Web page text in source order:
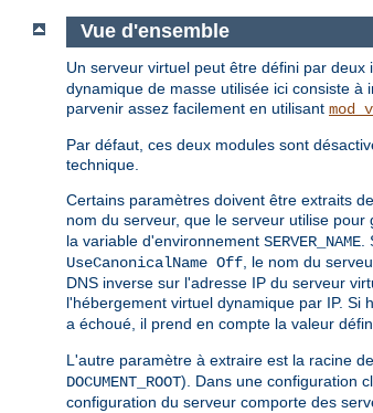
Vue d'ensemble
Un serveur virtuel peut être défini par
dynamique de masse utilisée ici consiste
parvenir assez facilement en utilisant
Par défaut, ces deux modules sont
technique.
Certains paramètres doivent être extraits
nom du serveur, que le serveur utilise
la variable d'environnement SERVER_NAME
UseCanonicalName Off , le nom du
DNS inverse sur l'adresse IP du serveur
l'hébergement virtuel dynamique par IP.
a échoué, il prend en compte la valeur
L'autre paramètre à extraire est la racine
DOCUMENT_ROOT). Dans une configuration
configuration du serveur comporte des